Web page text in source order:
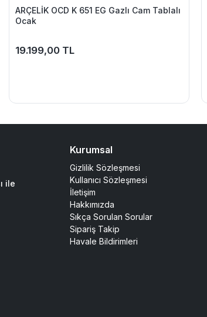
ARÇELİK OCD K 651 EG Gazlı Cam Tablalı
Ocak
19.199,00 TL
ile
Kurumsal
Gizlilik Sözleşmesi
Kullanıcı Sözleşmesi
İletişim
Hakkımızda
Sıkça Sorulan Sorular
Sipariş Takip
Havale Bildirimleri